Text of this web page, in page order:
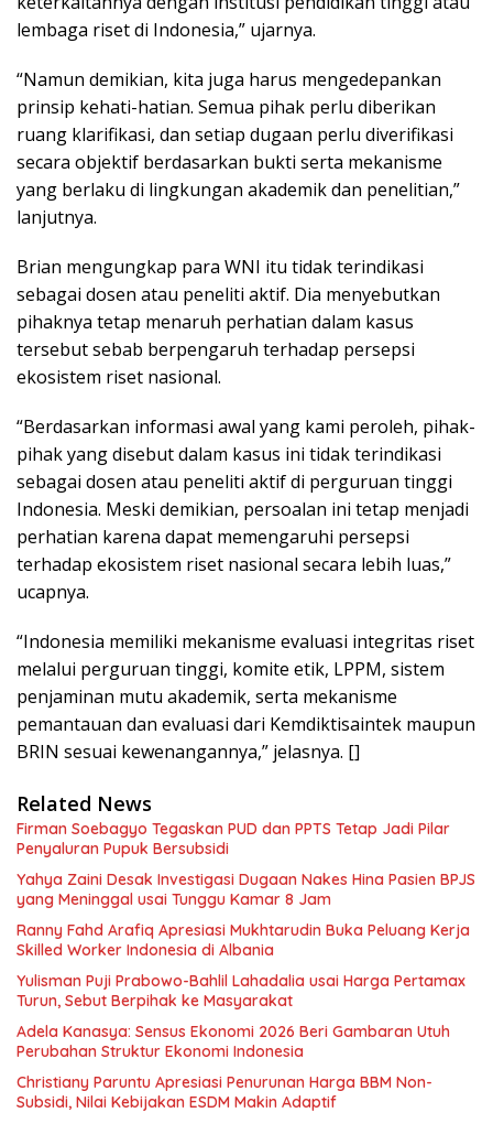
lembaga riset di Indonesia,” ujarnya.
“Namun demikian, kita juga harus mengedepankan
prinsip kehati-hatian. Semua pihak perlu diberikan
ruang klarifikasi, dan setiap dugaan perlu diverifikasi
secara objektif berdasarkan bukti serta mekanisme
yang berlaku di lingkungan akademik dan penelitian,”
lanjutnya.
Brian mengungkap para WNI itu tidak terindikasi
sebagai dosen atau peneliti aktif. Dia menyebutkan
pihaknya tetap menaruh perhatian dalam kasus
tersebut sebab berpengaruh terhadap persepsi
ekosistem riset nasional.
“Berdasarkan informasi awal yang kami peroleh, pihak-
pihak yang disebut dalam kasus ini tidak terindikasi
sebagai dosen atau peneliti aktif di perguruan tinggi
Indonesia. Meski demikian, persoalan ini tetap menjadi
perhatian karena dapat memengaruhi persepsi
terhadap ekosistem riset nasional secara lebih luas,”
ucapnya.
“Indonesia memiliki mekanisme evaluasi integritas riset
melalui perguruan tinggi, komite etik, LPPM, sistem
penjaminan mutu akademik, serta mekanisme
pemantauan dan evaluasi dari Kemdiktisaintek maupun
BRIN sesuai kewenangannya,” jelasnya. []
Related News
Firman Soebagyo Tegaskan PUD dan PPTS Tetap Jadi Pilar
Penyaluran Pupuk Bersubsidi
Yahya Zaini Desak Investigasi Dugaan Nakes Hina Pasien BPJS
yang Meninggal usai Tunggu Kamar 8 Jam
Ranny Fahd Arafiq Apresiasi Mukhtarudin Buka Peluang Kerja
Skilled Worker Indonesia di Albania
Yulisman Puji Prabowo-Bahlil Lahadalia usai Harga Pertamax
Turun, Sebut Berpihak ke Masyarakat
Adela Kanasya: Sensus Ekonomi 2026 Beri Gambaran Utuh
Perubahan Struktur Ekonomi Indonesia
Christiany Paruntu Apresiasi Penurunan Harga BBM Non-
Subsidi, Nilai Kebijakan ESDM Makin Adaptif